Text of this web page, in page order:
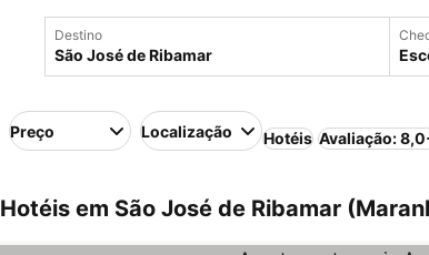
Destino
Preço Localização Hotéis Avaliação:
Hotéis em São José de Ribamar